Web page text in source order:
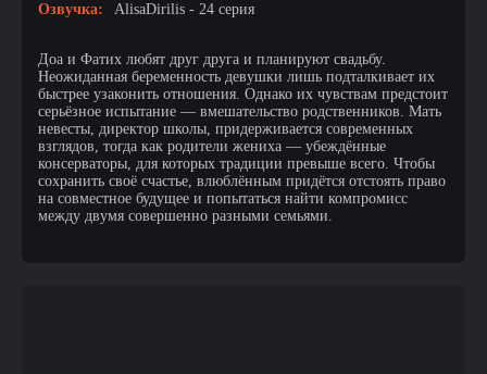
Озвучка:
AlisaDirilis - 24 серия
Доа и Фатих любят друг друга и планируют свадьбу.
Неожиданная беременность девушки лишь подталкивает их
быстрее узаконить отношения. Однако их чувствам предстоит
серьёзное испытание — вмешательство родственников. Мать
невесты, директор школы, придерживается современных
взглядов, тогда как родители жениха — убеждённые
консерваторы, для которых традиции превыше всего. Чтобы
сохранить своё счастье, влюблённым придётся отстоять право
на совместное будущее и попытаться найти компромисс
между двумя совершенно разными семьями.